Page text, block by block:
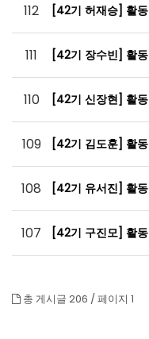
112 [42기 허재승] 활
111 [42기 장수빈] 활
110 [42기 신장현] 활
109 [42기 김도훈] 활
108 [42기 유서진] 활
107 [42기 구진모] 활
총 게시글 206 /페이지 1